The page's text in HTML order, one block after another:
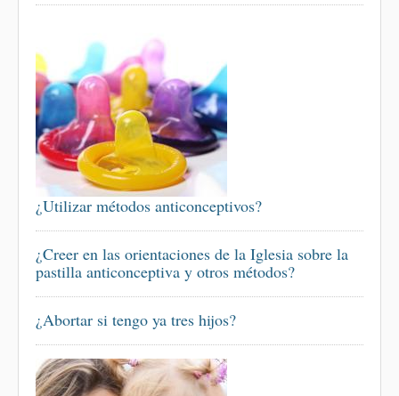
¿Utilizar métodos anticonceptivos?
¿Creer en las orientaciones de la Iglesia sobre la
pastilla anticonceptiva y otros métodos?
¿Abortar si tengo ya tres hijos?